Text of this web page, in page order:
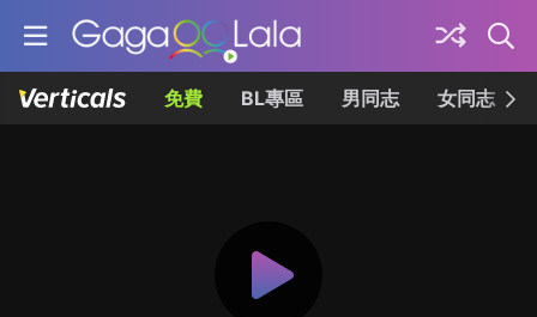
免費 BL專區 男同志 女同志